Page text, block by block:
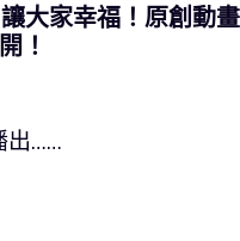
大家幸福！原創動
！
出……